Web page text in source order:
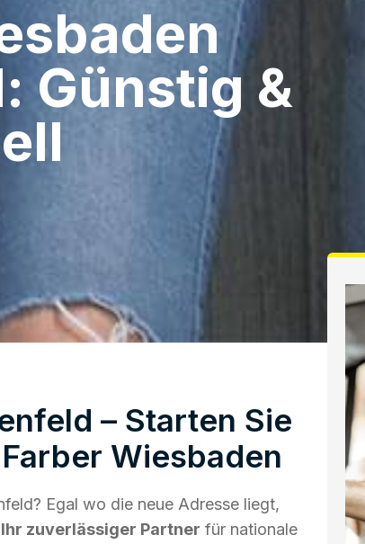
Günstig &
– Starten Sie
Wiesbaden
Egal wo die neue Adresse liegt,
Ihr zuverlässiger Partner für nationale